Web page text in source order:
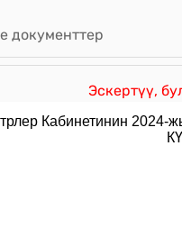
документтер
Эскертүү,